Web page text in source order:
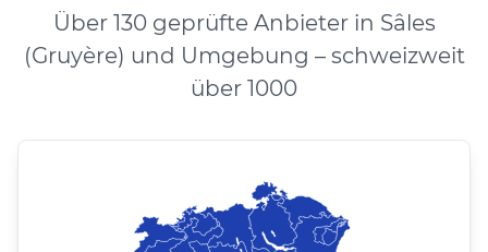
Über 130 geprüfte Anbieter in Sâles
(Gruyère) und Umgebung – schweizweit
über 1000